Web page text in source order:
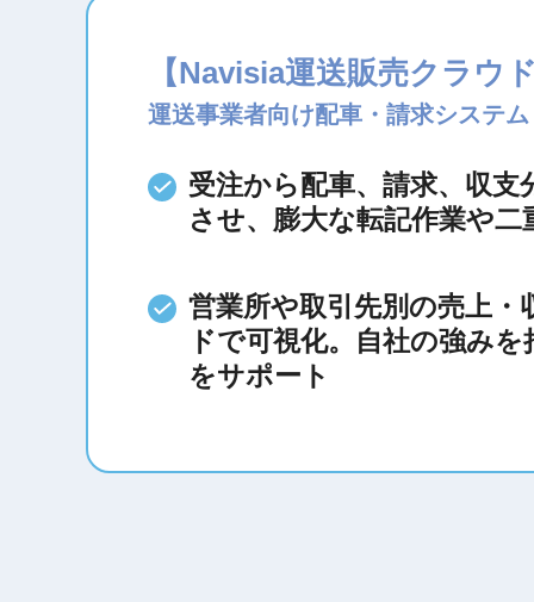
【Navisia運送販売クラウ
運送事業者向け配車・請求システム
受注から配車、請求、収
させ、膨大な転記作業や二
営業所や取引先別の売上
ドで可視化。自社の強み
をサポート